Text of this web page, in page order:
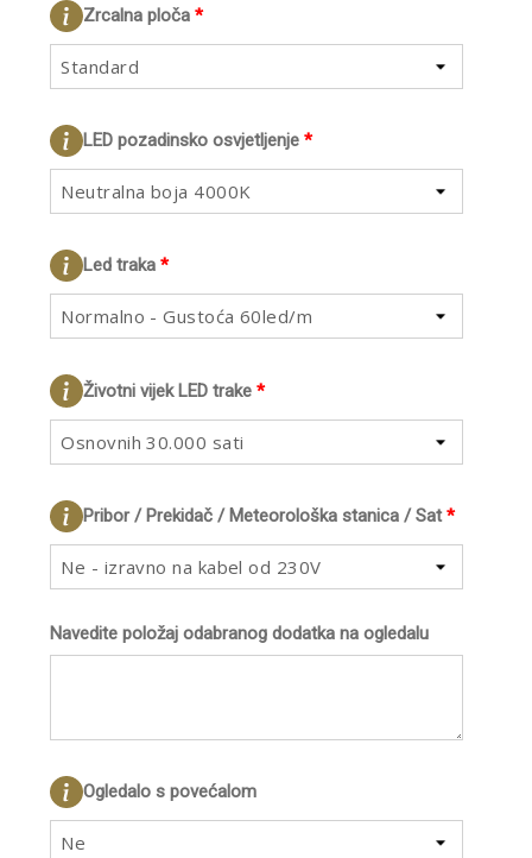
*
Zrcalna ploča
Standard
*
LED pozadinsko osvjetljenje
Neutralna boja 4000K
*
Led traka
Normalno - Gustoća 60led/m
*
Životni vijek LED trake
Osnovnih 30.000 sati
*
Pribor / Prekidač / Meteorološka stanica / Sat
Ne - izravno na kabel od 230V
Navedite položaj odabranog dodatka na ogledalu
Ogledalo s povećalom
Ne